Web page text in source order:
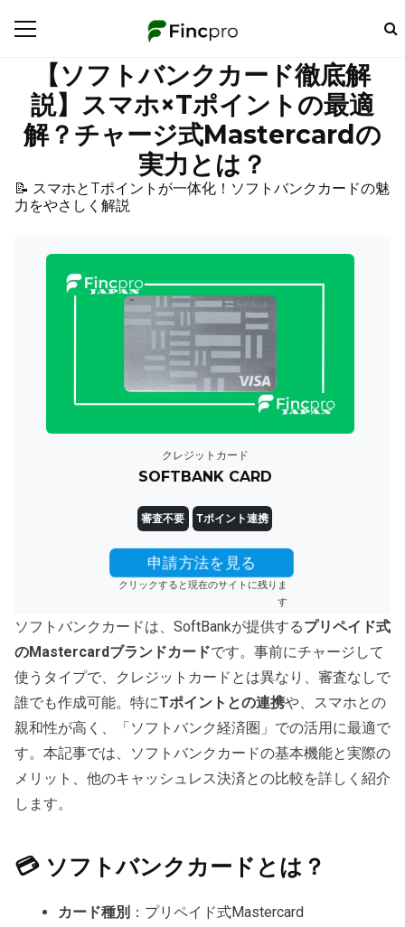
【ソフトバンクカード徹底解
説】スマホ×Tポイントの最適
解？チャージ式Mastercardの
実力とは？
📝 スマホとTポイントが一体化！ソフトバンクカードの魅
力をやさしく解説
クレジットカード
SOFTBANK CARD
審査不要 Tポイント連携
申請方法を見る
クリックすると現在のサイトに残りま
す
ソフトバンクカードは、SoftBankが提供するプリペイド式
のMastercardブランドカードです。事前にチャージして
使うタイプで、クレジットカードとは異なり、審査なしで
誰でも作成可能。特にTポイントとの連携や、スマホとの
親和性が高く、「ソフトバンク経済圏」での活用に最適で
す。本記事では、ソフトバンクカードの基本機能と実際の
メリット、他のキャッシュレス決済との比較を詳しく紹介
します。
💳 ソフトバンクカードとは？
カード種別 ：プリペイド式Mastercard